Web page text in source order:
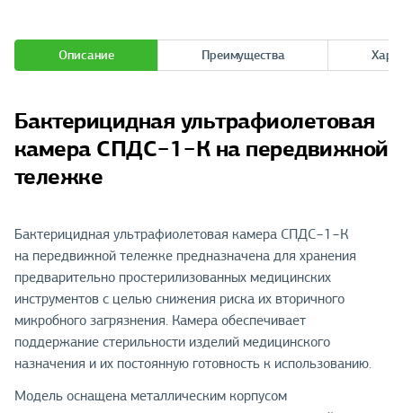
Описание Преимущества
Бактерицидная ультрафиолетовая
камера СПДС−1−К на передвижной
тележке
Бактерицидная ультрафиолетовая камера СПДС−1−К
на передвижной тележке предназначена для хранения
предварительно простерилизованных медицинских
инструментов с целью снижения риска их вторичного
микробного загрязнения. Камера обеспечивает
поддержание стерильности изделий медицинского
назначения и их постоянную готовность к использованию.
Модель оснащена металлическим корпусом